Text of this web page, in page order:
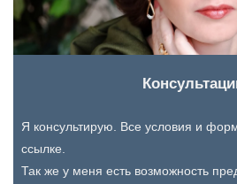
Я консультирую. Все условия и
ссылке.
Так же у меня есть возможность